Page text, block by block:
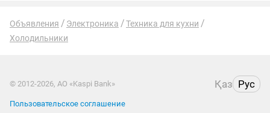
Объявления Электроника
Техника для кухни
Холодильники
© 2012-2026, АО «Kaspi Bank» Қаз Рус
Пользовательское соглашение